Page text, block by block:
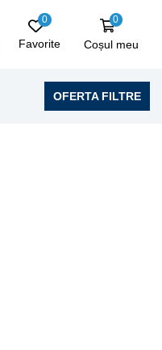
0
Favorite
0
Coșul meu
OFERTA FILTRE